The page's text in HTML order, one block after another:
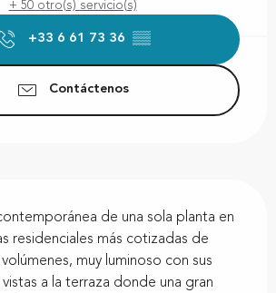
+ 50 otro(s) servicio(s)
+33 6 61 73 36 ▒▒
Contáctenos
de una sola planta en
residenciales más cotizadas de
muy luminoso con sus
a la terraza donde una gran